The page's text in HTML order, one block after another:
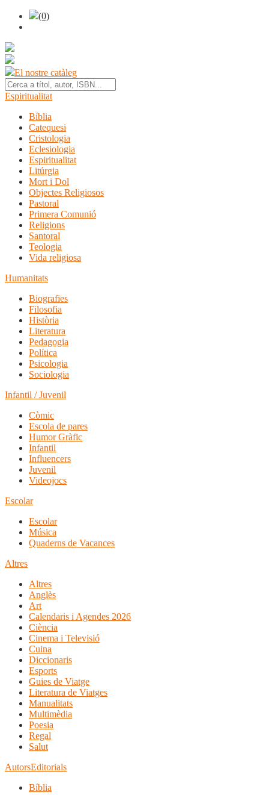
(0)
El nostre catàleg
Espiritualitat
Bíblia
Catequesi
Cristologia
Eclesiologia
Espiritualitat
Litúrgia
Mort i Dol
Objectes Religiosos
Pastoral
Primera Comunió
Religions
Santoral
Teologia
Vida religiosa
Humanitats
Biografies
Filosofia
Història
Literatura
Pedagogia
Política
Psicologia
Sociologia
Infantil / Juvenil
Còmic
Escola de pares
Humor Gràfic
Infantil
Influencers
Juvenil
Videojocs
Escolar
Escolar
Música
Quaderns de Vacances
Altres
Altres
Anglès
Art
Calendaris i Agendes 2026
Ciència
Cinema i Televisió
Cuina
Diccionaris
Esports
Guies de Viatge
Literatura de Viatges
Manualitats
Multimèdia
Poesia
Regal
Salut
AutorsEditorials
Bíblia